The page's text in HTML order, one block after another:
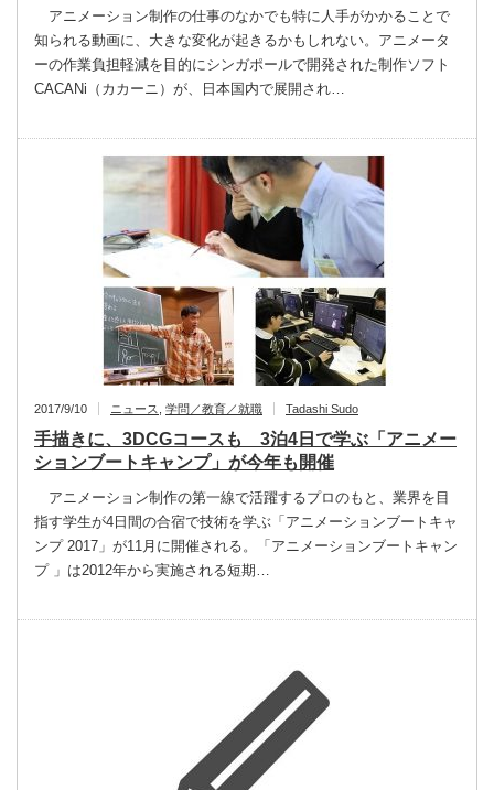
アニメーション制作の仕事のなかでも特に人手がかかることで
知られる動画に、大きな変化が起きるかもしれない。アニメータ
ーの作業負担軽減を目的にシンガポールで開発された制作ソフト
CACANi（カカーニ）が、日本国内で展開され…
2017/9/10 ニュース 学問／教育／就職 Tadashi Sudo
手描きに、3DCGコースも 3泊4日で学ぶ「アニメー
ションブートキャンプ」が今年も開催
アニメーション制作の第一線で活躍するプロのもと、業界を目
指す学生が4日間の合宿で技術を学ぶ「アニメーションブートキャ
ンプ 2017」が11月に開催される。「アニメーションブートキャン
プ 」は2012年から実施される短期…